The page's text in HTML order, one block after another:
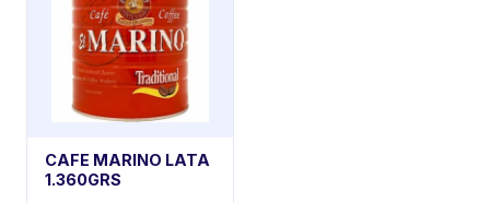
CAFE MARINO LATA
1.360GRS